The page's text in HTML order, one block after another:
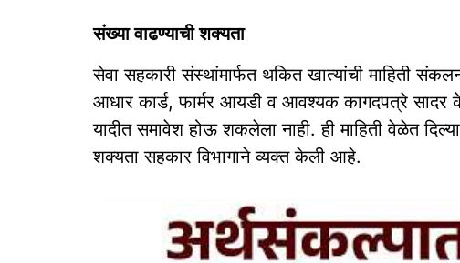
संख्या वाढण्याची शक्यता
सेवा सहकारी संस्थांमार्फत थकित खात्यांची माहिती
आधार कार्ड, फार्मर आयडी व आवश्यक कागदपत्रे सादर
यादीत समावेश होऊ शकलेला नाही. ही माहिती वेळेत
शक्यता सहकार विभागाने व्यक्त केली आहे.